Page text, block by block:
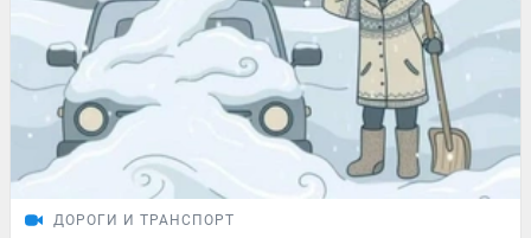
ДОРОГИ И ТРАНСПОРТ